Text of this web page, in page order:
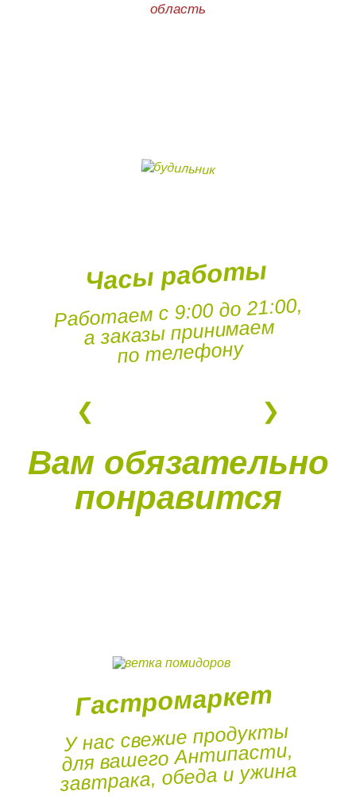
область
Часы работы
Работаем с 9:00 до 21:00,
а заказы принимаем
по телефону
Вам обязательно
понравится
Гастромаркет
У нас свежие продукты
для вашего Антипасти,
завтрака, обеда и ужина